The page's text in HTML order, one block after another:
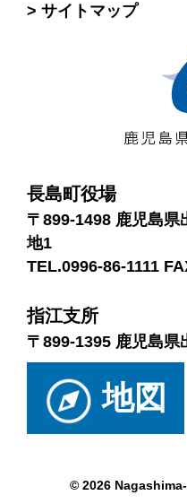
サイトマップ
長島町役場
〒899-1498 鹿児島県
地1
TEL.0996-86-1111
指江支所
〒899-1395 鹿児島県
地図
© 2026